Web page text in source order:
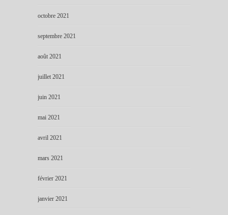
octobre 2021
septembre 2021
août 2021
juillet 2021
juin 2021
mai 2021
avril 2021
mars 2021
février 2021
janvier 2021